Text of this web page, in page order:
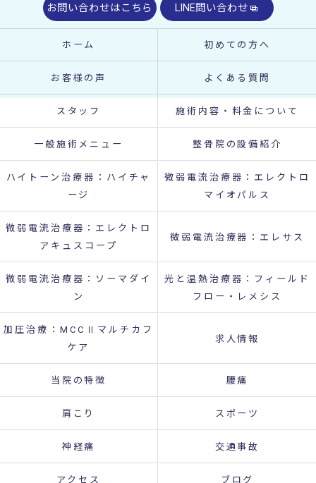
お問い合わせはこちら LINE問い合わせ
ホーム 初めての方へ
お客様の声 よくある質問
スタッフ 施術内容・料金について
一般施術メニュー 整骨院の設備紹介
ハイトーン治療器：ハイチャ
ージ
微弱電流治療器：エレクトロ
マイオパルス
微弱電流治療器：エレクトロ
アキュスコープ
微弱電流治療器：エレサス
微弱電流治療器：ソーマダイ
ン
光と温熱治療器：フィールド
フロー・レメシス
加圧治療：MCCⅡマルチカフ
ケア
求人情報
当院の特徴 腰痛
肩こり スポーツ
神経痛 交通事故
アクセス ブログ